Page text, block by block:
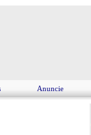
Anuncie